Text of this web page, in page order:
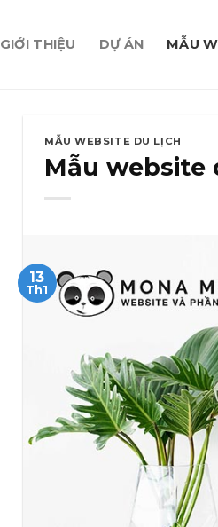
GIỚI THIỆU DỰ ÁN MẪU
MẪU WEBSITE DU LỊCH
Mẫu website
13
Th1